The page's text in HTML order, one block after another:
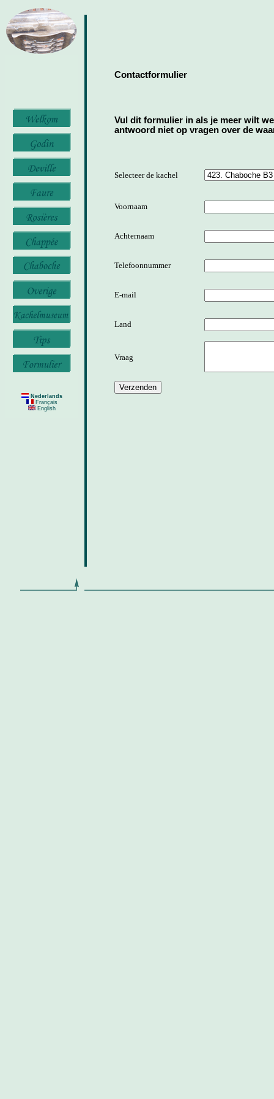
Nederlands
Français
English
Contactformulier
Vul dit formulier in als je meer wilt
antwoord niet op vragen over de
Selecteer de kachel
Voornaam
Achternaam
Telefoonnummer
E-mail
Land
Vraag